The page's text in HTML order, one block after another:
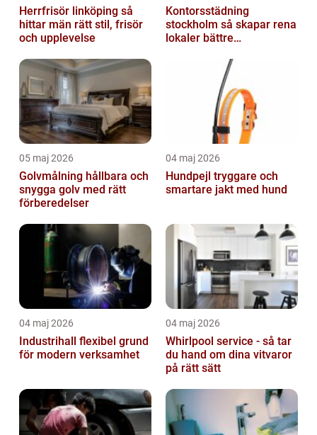
Herrfrisör linköping så
hittar män rätt stil, frisör
och upplevelse
Kontorsstädning
stockholm så skapar rena
lokaler bättre
05 maj 2026
Golvmålning hållbara och
snygga golv med rätt
förberedelser
04 maj 2026
Hundpejl tryggare och
smartare jakt med hund
04 maj 2026
Industrihall flexibel grund
för modern verksamhet
04 maj 2026
Whirlpool service - så tar
du hand om dina vitvaror
på rätt sätt